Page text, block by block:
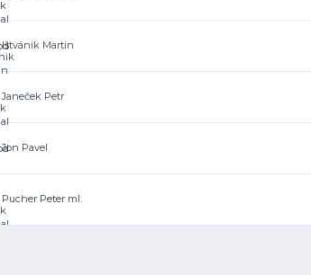
Ištvánik Martin
Janeček Petr
Jon Pavel
Pucher Peter ml.